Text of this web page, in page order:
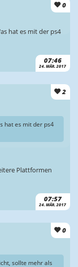
0
07:46
24. MÄR. 2017
hat es mit der ps4
2
07:57
24. MÄR. 2017
hat es mit der ps4
Plattformen
0
sollte mehr als